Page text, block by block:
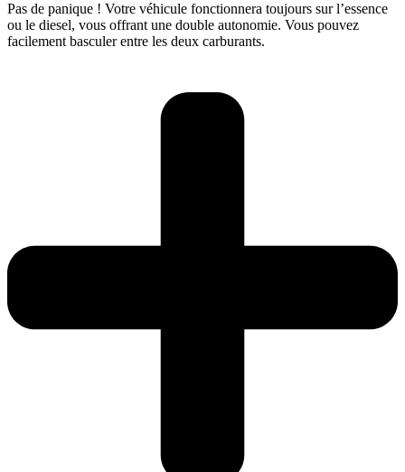
Pas de panique ! Votre véhicule fonctionnera toujours sur l’essence
ou le diesel, vous offrant une double autonomie. Vous pouvez
facilement basculer entre les deux carburants.